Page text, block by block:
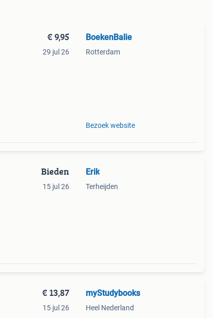
€ 9,95
29 jul 26
BoekenBalie
Rotterdam
Bezoek website
Bieden
15 jul 26
Erik
Terheijden
€ 13,87
15 jul 26
myStudybooks
Heel Nederland